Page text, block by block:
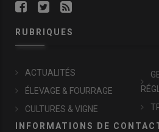
RUBRIQUES
ACTUALITÉS
ÉLEVAGE & FOURRAGE
CULTURES & VIGNE
INFORMATIONS DE